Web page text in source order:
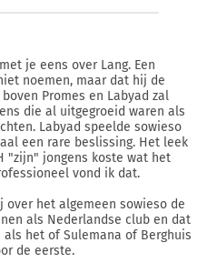
je eens over Lang. Een
noemen, maar dat hij de
Promes en Labyad zal
die al uitgegroeid waren als
Labyad speelde sowieso
een rare beslissing. Het leek
"zijn" jongens koste wat het
vond ik dat.
over het algemeen sowieso de
als Nederlandse club en dat
als het of Sulemana of Berghuis
de eerste.